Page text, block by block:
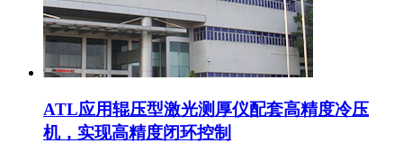
ATL应用辊压型激光测厚仪配套高精度冷压
机，实现高精度闭环控制